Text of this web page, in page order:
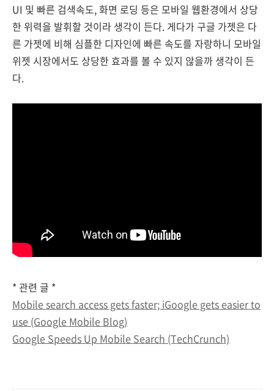
UI 및 빠른 검색속도, 화면 로딩 등은 모바일 웹환경에서 상당
한 위력을 발휘할 것이라 생각이 든다. 게다가 구글 가젯은 다
른 가젯에 비해 심플한 디자인에 빠른 속도를 자랑하니 모바일
위젯 시장에서도 상당한 효과를 볼 수 있지 않을까 생각이 든
다.
* 관련 글 *
Mobile search access gets faster; iGoogle gets easier to
use (Google Mobile Blog)
Google Speeds Up Mobile Search (TechCrunch)